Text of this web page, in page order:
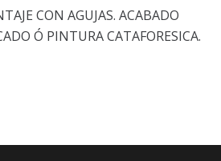
CON AGUJAS. ACABADO
Ó PINTURA CATAFORESICA.